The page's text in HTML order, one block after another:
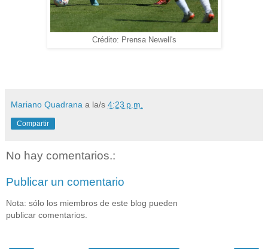
Crédito: Prensa Newell's
Mariano Quadrana a la/s 4:23 p.m.
Compartir
No hay comentarios.:
Publicar un comentario
Nota: sólo los miembros de este blog pueden
publicar comentarios.